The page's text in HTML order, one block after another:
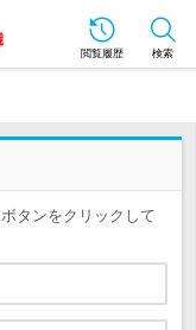
閲覧履歴 検索
タンをクリックして